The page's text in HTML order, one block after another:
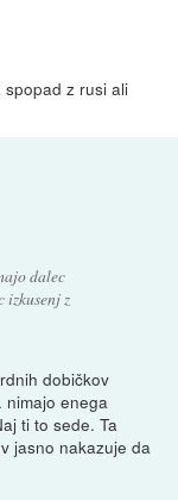
z rusi ali
dalec
z
dobičkov
nimajo enega
ti to sede. Ta
jasno nakazuje da